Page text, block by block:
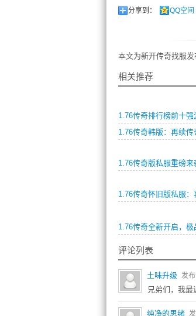
分享到： QQ空间
本文为新开传奇找服发
相关推荐
1.76传奇韩版：再续传
评论列表
土味升级 发
兄弟们，我最
纯净的思绪